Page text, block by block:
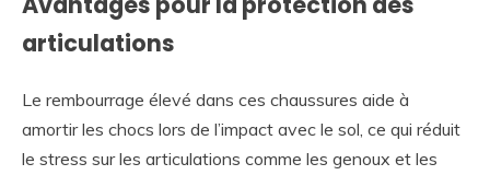
articulations
Le rembourrage élevé dans ces chaussures aide à
amortir les chocs lors de l’impact avec le sol, ce qui réduit
le stress sur les articulations comme les genoux et les